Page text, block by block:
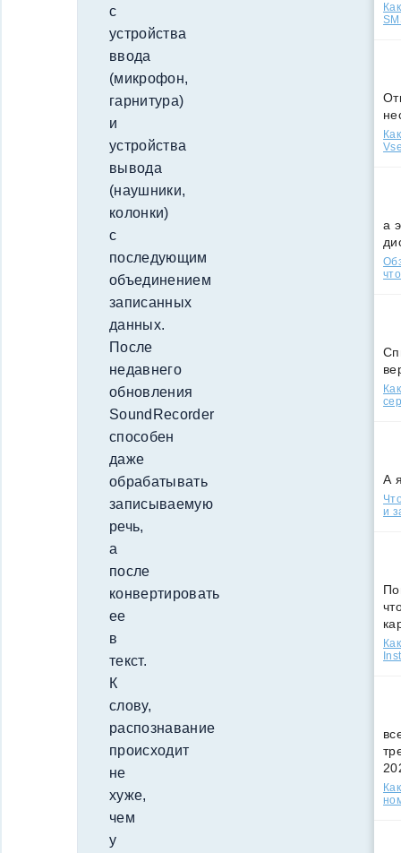
с
устройства
ввода
(микрофон,
гарнитура)
и
устройства
вывода
(наушники,
колонки)
с
последующим
объединением
записанных
данных.
После
недавнего
обновления
SoundRecorder
способен
даже
обрабатывать
записываемую
речь,
а
после
конвертировать
ее
в
текст.
К
слову,
распознавание
происходит
не
хуже,
чем
у
а
А
и